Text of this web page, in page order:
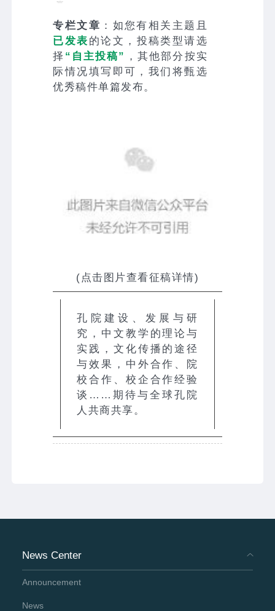
专栏文章 ：如您有相关主题且
已发表 的论文，投稿类型请选
择 “自主投稿” ，其他部分按实
际情况填写即可，我们将甄选
优秀稿件单篇发布。
(点击图片查看征稿详情)
孔院建设、发展与研
究，中文教学的理论与
实践，文化传播的途径
与效果，中外合作、院
校合作、校企合作经验
谈……期待与全球孔院
人共商共享。
News Center
Announcement
News